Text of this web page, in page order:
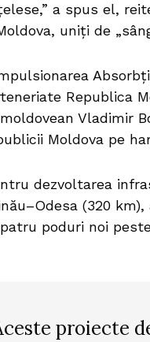
a spus el,
uniți de
Republica
Vladimir
Moldova pe
dezvoltarea
(320
poduri noi
proiecte